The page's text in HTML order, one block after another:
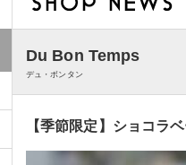
Du Bon Temps
デュ・ボンタン
【季節限定】ショコラ